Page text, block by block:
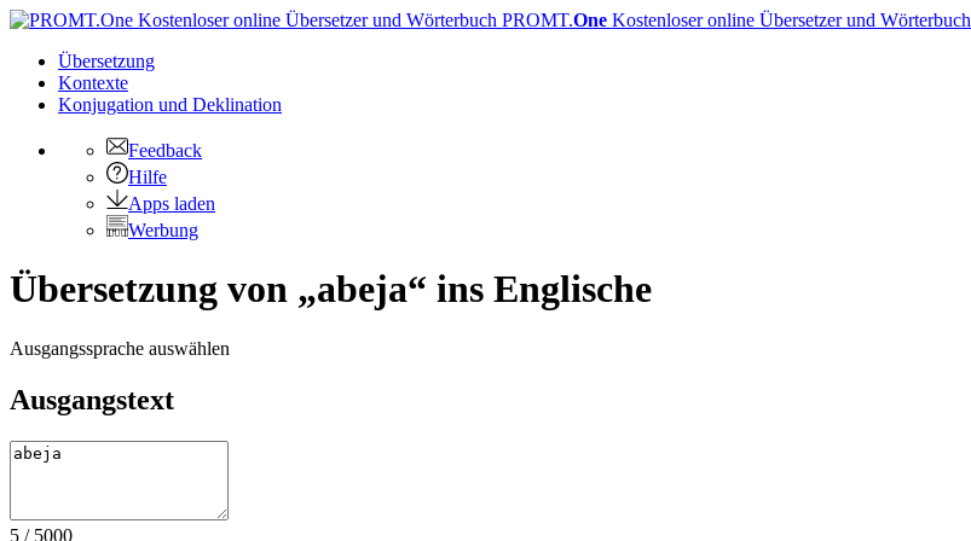
PROMT.One Kostenloser online Übersetzer und Wörterbuch
Übersetzung
Kontexte
Konjugation und Deklination
Feedback
Hilfe
Apps laden
Werbung
Übersetzung von „abeja“ ins Englische
Ausgangssprache auswählen
Ausgangstext
5 / 5000